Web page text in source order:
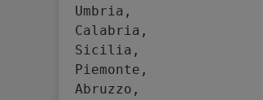
Umbria,
Calabria,
Sicilia,
Piemonte,
Abruzzo,